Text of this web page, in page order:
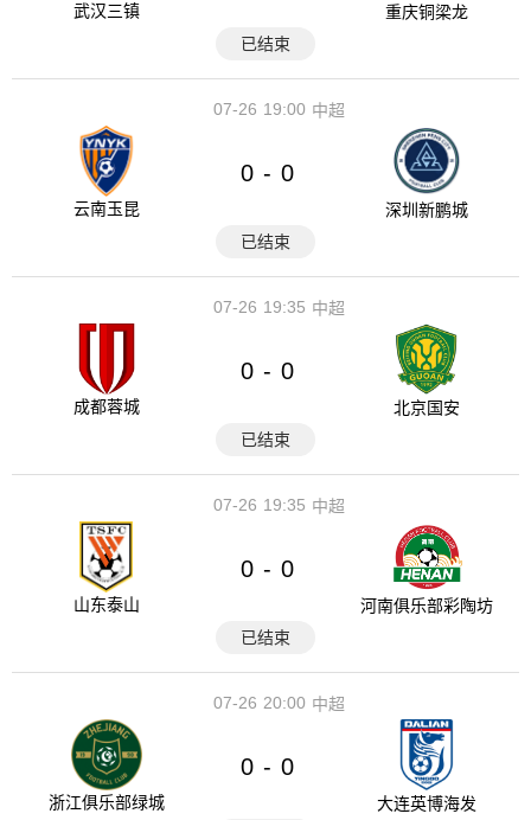
武汉三镇
重庆铜梁龙
已结束
19:00
07-26 中超
云南玉昆
0 - 0
深圳新鹏城
已结束
19:35
07-26 中超
成都蓉城
0 - 0
北京国安
已结束
19:35
07-26 中超
山东泰山
0 - 0
河南俱乐部彩陶坊
已结束
20:00
07-26 中超
浙江俱乐部绿城
0 - 0
大连英博海发